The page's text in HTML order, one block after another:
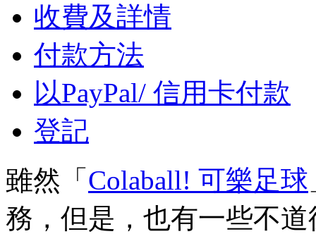
收費及詳情
付款方法
以PayPal/ 信用卡付款
登記
雖然「 Colaball! 可樂足球
務，但是，也有一些不道